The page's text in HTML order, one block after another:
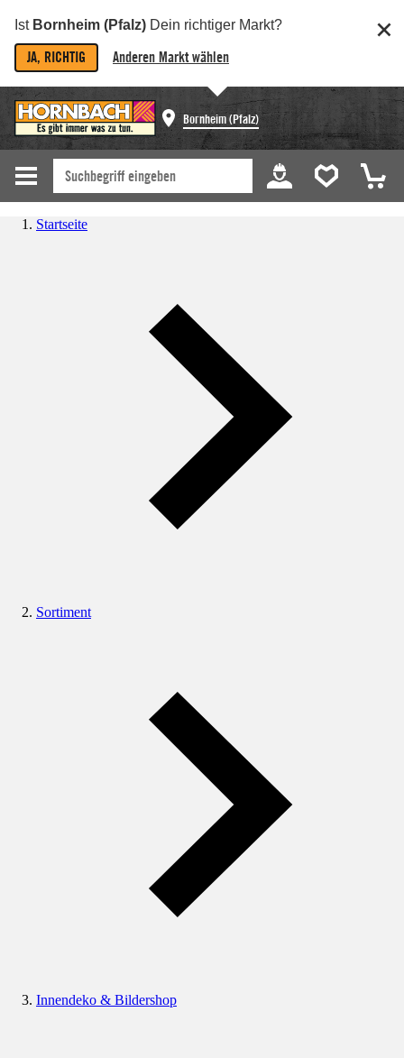
Ist Bornheim (Pfalz) Dein richtiger Markt?
JA, RICHTIG Anderen Markt wählen
Bornheim (Pfalz)
Startseite
Sortiment
Innendeko & Bildershop